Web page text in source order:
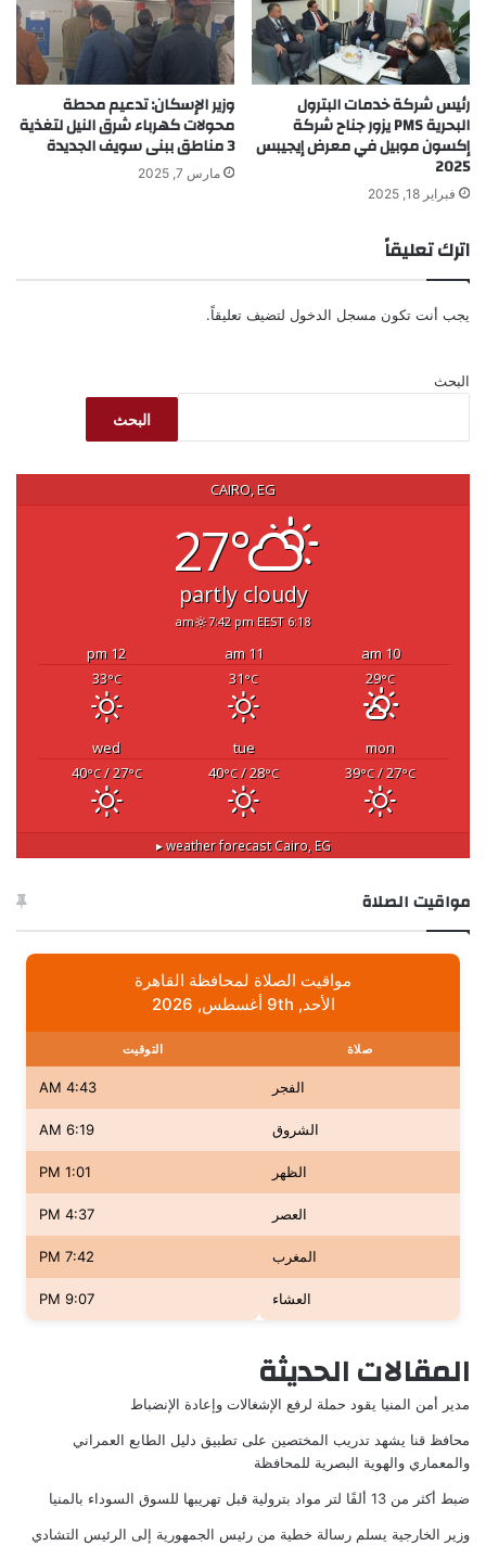
رئيس شركة خدمات البترول
البحرية PMS يزور جناح شركة
إكسون موبيل في معرض إيجيبس
2025
فبراير 18, 2025
وزير الإسكان: تدعيم محطة
محولات كهرباء شرق النيل لتغذية
3 مناطق ببنى سويف الجديدة
مارس 7, 2025
اترك تعليقاً
يجب أنت تكون مسجل الدخول لتضيف تعليقاً.
البحث
البحث
CAIRO, EG
27°
partly cloudy
6:18 am
7:42 pm EEST
10 am
11 am
12 pm
29°C
31°C
33°C
mon
tue
wed
39°C/ 27°C
40°C/ 28°C
40°C/ 27°C
Cairo, EG
weather forecast ▸
مواقيت الصلاة
مواقيت الصلاة لمحافظة القاهرة
الأحد, 9th أغسطس, 2026
صلاة التوقيت
الفجر 4:43 AM
الشروق 6:19 AM
الظهر 1:01 PM
العصر 4:37 PM
المغرب 7:42 PM
العشاء 9:07 PM
المقالات الحديثة
مدير أمن المنيا يقود حملة لرفع الإشغالات وإعادة الإنضباط
محافظ قنا يشهد تدريب المختصين على تطبيق دليل الطابع العمراني
والمعماري والهوية البصرية للمحافظة
ضبط أكثر من 13 ألفًا لتر مواد بترولية قبل تهريبها للسوق السوداء بالمنيا
وزير الخارجية يسلم رسالة خطية من رئيس الجمهورية إلى الرئيس التشادي